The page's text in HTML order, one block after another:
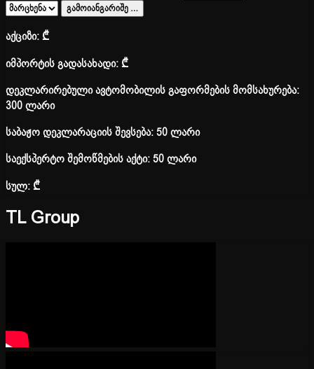
გამოიანგარიშე …
აქციზი:₾
იმპორტის გადასახადი:₾
დეკლარირებული ავტომობილის გაფორმების მომსახურება:
300 ლარი
საბაჟო დეკლარაციის შევსება: 50 ლარი
საექსპერტო შემოწმების აქტი: 50 ლარი
სულ:₾
TL Group